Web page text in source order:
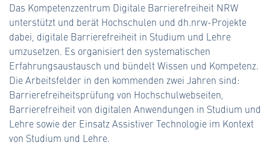
Das Kompetenzzentrum Digitale Barrierefreiheit NRW
unterstützt und berät Hochschulen und dh.nrw-Projekte
dabei, digitale Barrierefreiheit in Studium und Lehre
umzusetzen. Es organisiert den systematischen
Erfahrungsaustausch und bündelt Wissen und Kompetenz.
Die Arbeitsfelder in den kommenden zwei Jahren sind:
Barrierefreiheitsprüfung von Hochschulwebseiten,
Barrierefreiheit von digitalen Anwendungen in Studium und
Lehre sowie der Einsatz Assistiver Technologie im Kontext
von Studium und Lehre.